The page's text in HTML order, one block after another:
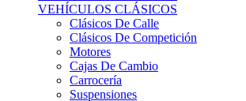
Clásicos De Calle
Clásicos De Competición
Motores
Cajas De Cambio
Carrocería
Suspensiones
Habitáculo